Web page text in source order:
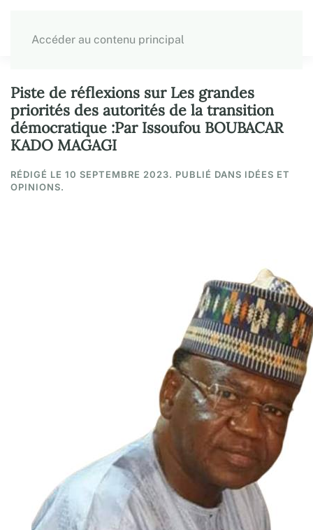
Accéder au contenu principal
Piste de réflexions sur Les grandes
priorités des autorités de la transition
démocratique :Par Issoufou BOUBACAR
KADO MAGAGI
RÉDIGÉ LE 10 SEPTEMBRE 2023. PUBLIÉ DANS IDÉES ET
OPINIONS.